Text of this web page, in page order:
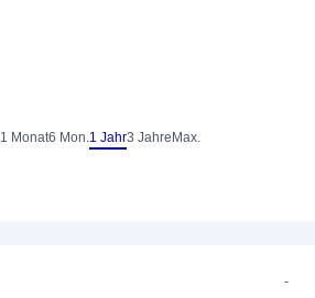
1 Monat6 Mon.1 Jahr3 Jahre Max.
-